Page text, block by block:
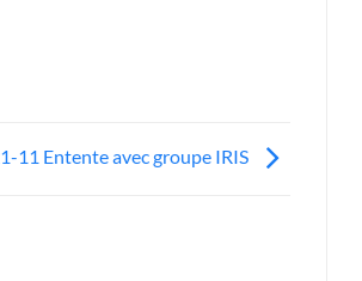
11 Entente avec groupe IRIS